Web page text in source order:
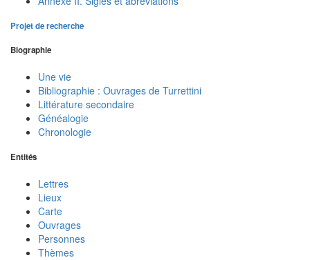
Projet de recherche
Biographie
Une vie
Bibliographie : Ouvrages de Turrettini
Littérature secondaire
Généalogie
Chronologie
Entités
Lettres
Lieux
Carte
Ouvrages
Personnes
Thèmes